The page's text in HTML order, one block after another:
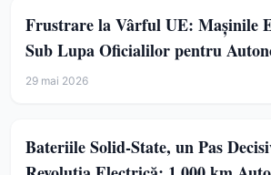
Frustrare la Vârful UE: Mașinile
Sub Lupa Oficialilor pentru
Redusă
29 mai 2026
Bateriile Solid-State, un Pas